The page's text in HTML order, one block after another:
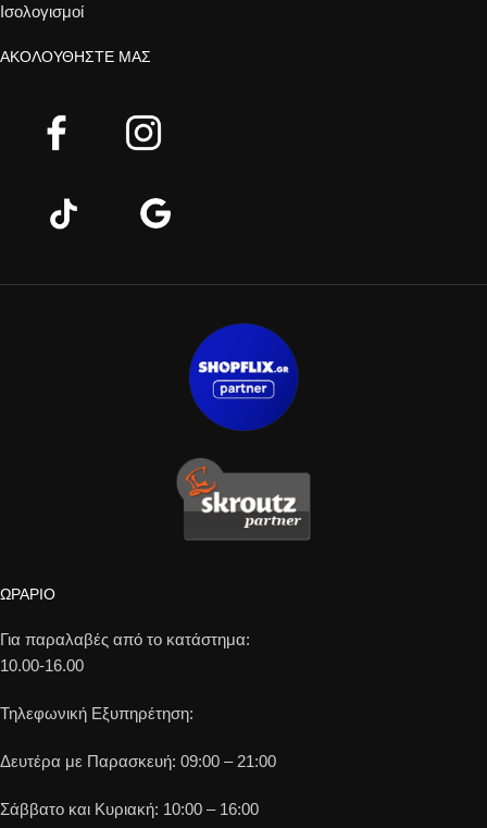
Ισολογισμοί
ΑΚΟΛΟΥΘΉΣΤΕ ΜΑΣ
ΩΡΑΡΙΟ
Για παραλαβές από το κατάστημα:
10.00-16.00
Τηλεφωνική Εξυπηρέτηση:
Δευτέρα με Παρασκευή: 09:00 – 21:00
Σάββατο και Κυριακή: 10:00 – 16:00